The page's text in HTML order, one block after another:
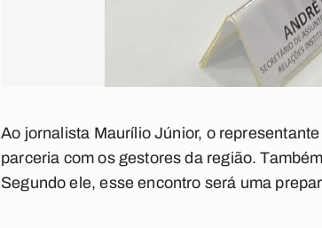
Ao jornalista Maurílio Júnior, o
parceria com os gestores da região.
Segundo ele, esse encontro será uma